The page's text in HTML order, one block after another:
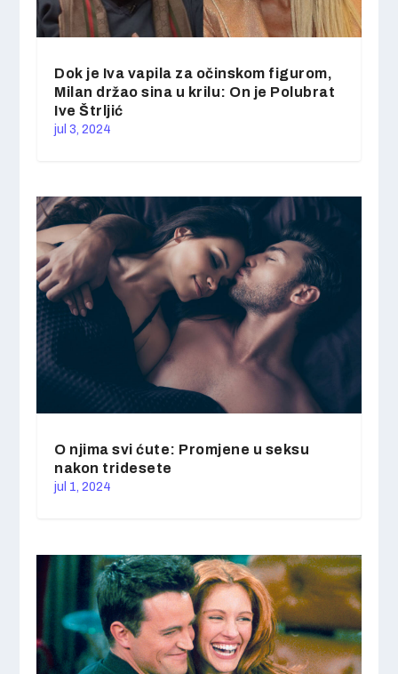
Dok je Iva vapila za očinskom figurom,
Milan držao sina u krilu: On je Polubrat
Ive Štrljić
jul 3, 2024
O njima svi ćute: Promjene u seksu
nakon tridesete
jul 1, 2024